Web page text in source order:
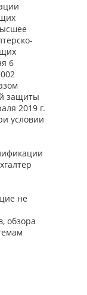
6
защиты
2019 г.
условии
не
обзора